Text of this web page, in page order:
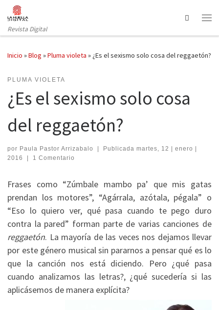
Saltar al contenido
Revista Digital
Search
Inicio »Blog »Pluma violeta » ¿Es el sexismo solo cosa del reggaetón?
PLUMA VIOLETA
¿Es el sexismo solo cosa
del reggaetón?
por Paula Pastor Arrizabalo | Publicada martes, 12 | enero |
2016
| 1 Comentario
Frases como “Zúmbale mambo pa’ que mis gatas
prendan los motores”, “Agárrala, azótala, pégala” o
“Eso lo quiero ver, qué pasa cuando te pego duro
contra la pared” forman parte de varias canciones de
reggaetón. La mayoría de las veces nos dejamos llevar
por este género musical sin pararnos a pensar qué es lo
que la canción nos está diciendo. Pero ¿qué pasa
cuando analizamos las letras?, ¿qué sucedería si las
aplicásemos de manera explícita?